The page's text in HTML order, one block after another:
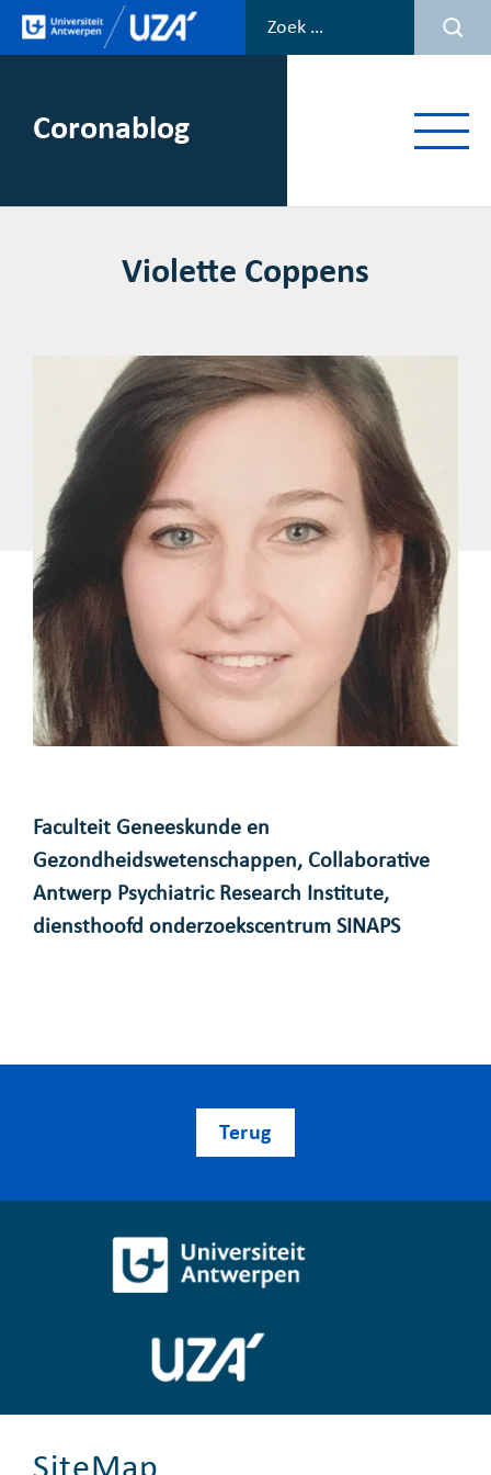
Spring
naar
Coronablog Menu
Violette Coppens
Faculteit Geneeskunde en
Gezondheidswetenschappen, Collaborative
Antwerp Psychiatric Research Institute,
diensthoofd onderzoekscentrum SINAPS
Terug